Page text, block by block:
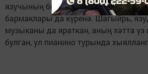
язучының бите генә түгел, ә озын
бармаклары да күренә. Шагыйрь,
музыканы да яраткан, аның хәтта
булган, ул пианино турында